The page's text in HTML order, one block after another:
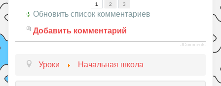
1 2 3
Обновить список комментариев
Добавить комментарий
JComments
Уроки Начальная школа